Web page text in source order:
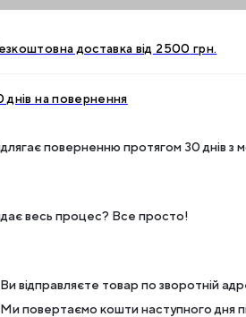
доставка від 2500 грн.
днів на повернення
поверненню протягом 30 днів з
весь процес? Все просто!
Ви відправляєте товар по зворотній
Ми повертаємо кошти наступного дня